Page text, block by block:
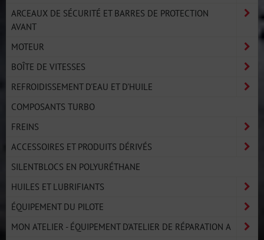
ARCEAUX DE SÉCURITÉ ET BARRES DE PROTECTION
AVANT
MOTEUR
BOÎTE DE VITESSES
REFROIDISSEMENT D'EAU ET D'HUILE
COMPOSANTS TURBO
FREINS
ACCESSOIRES ET PRODUITS DÉRIVÉS
SILENTBLOCS EN POLYURÉTHANE
HUILES ET LUBRIFIANTS
ÉQUIPEMENT DU PILOTE
MON ATELIER - ÉQUIPEMENT D'ATELIER DE RÉPARATION A